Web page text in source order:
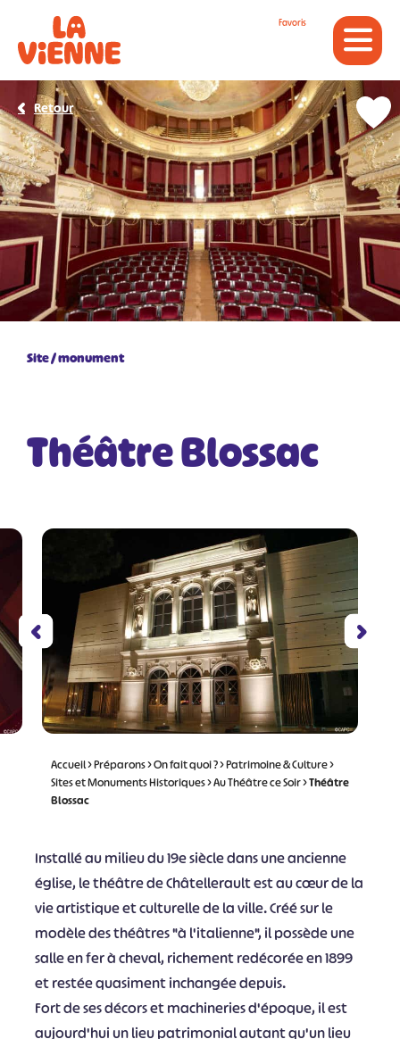
Favoris
Site / monument
Théâtre Blossac
Retour
Accueil>Préparons>On fait quoi ?>Patrimoine & Culture>
Sites et Monuments Historiques>Au Théâtre ce Soir>Théâtre
Blossac
Installé au milieu du 19e siècle dans une ancienne
église, le théâtre de Châtellerault est au cœur de la
vie artistique et culturelle de la ville. Créé sur le
modèle des théâtres "à l'italienne", il possède une
salle en fer à cheval, richement redécorée en 1899
et restée quasiment inchangée depuis.
Fort de ses décors et machineries d'époque, il est
aujourd'hui un lieu patrimonial autant qu'un lieu